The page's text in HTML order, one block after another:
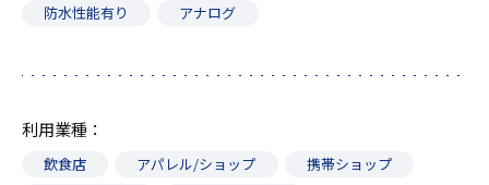
防水性能有り
アナログ
利用業種
飲食店 アパレル/ショップ
携帯ショップ